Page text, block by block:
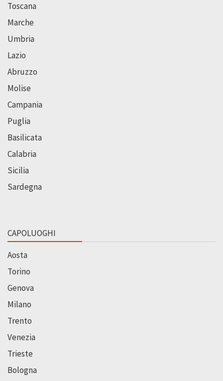
Toscana
Marche
Umbria
Lazio
Abruzzo
Molise
Campania
Puglia
Basilicata
Calabria
Sicilia
Sardegna
CAPOLUOGHI
Aosta
Torino
Genova
Milano
Trento
Venezia
Trieste
Bologna